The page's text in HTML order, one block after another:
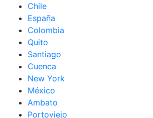
Chile
España
Colombia
Quito
Santiago
Cuenca
New York
México
Ambato
Portoviejo